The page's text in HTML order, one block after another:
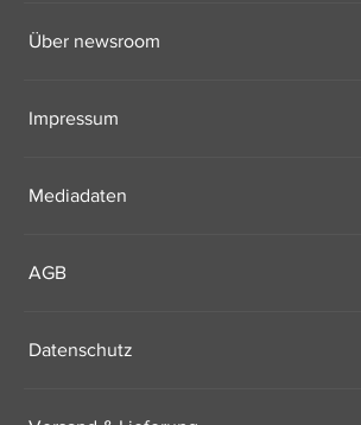
Über newsroom
Impressum
Mediadaten
AGB
Datenschutz